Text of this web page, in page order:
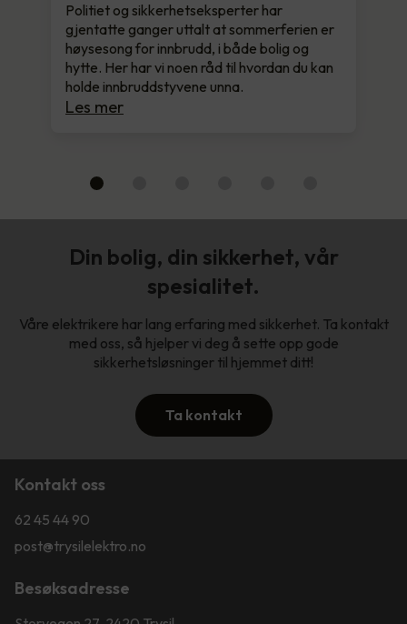
Politiet og sikkerhetseksperter har
gjentatte ganger uttalt at sommerferien er
høysesong for innbrudd, i både bolig og
hytte. Her har vi noen råd til hvordan du kan
holde innbruddstyvene unna.
Les mer
Din bolig, din sikkerhet, vår
spesialitet.
Våre elektrikere har lang erfaring med sikkerhet. Ta kontakt
med oss, så hjelper vi deg å sette opp gode
sikkerhetsløsninger til hjemmet ditt!
Ta kontakt
Kontakt oss
62 45 44 90
post@trysilelektro.no
Besøksadresse